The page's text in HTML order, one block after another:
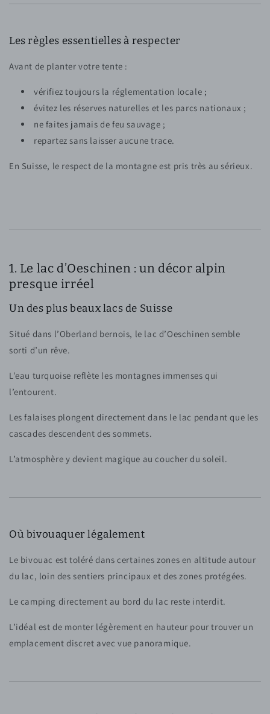
Les règles essentielles à respecter
Avant de planter votre tente :
vérifiez toujours la réglementation locale ;
évitez les réserves naturelles et les parcs nationaux ;
ne faites jamais de feu sauvage ;
repartez sans laisser aucune trace.
En Suisse, le respect de la montagne est pris très au sérieux.
1. Le lac d’Oeschinen : un décor alpin
presque irréel
Un des plus beaux lacs de Suisse
Situé dans l’Oberland bernois, le lac d’Oeschinen semble
sorti d’un rêve.
L’eau turquoise reflète les montagnes immenses qui
l’entourent.
Les falaises plongent directement dans le lac pendant que les
cascades descendent des sommets.
L’atmosphère y devient magique au coucher du soleil.
Où bivouaquer légalement
Le bivouac est toléré dans certaines zones en altitude autour
du lac, loin des sentiers principaux et des zones protégées.
Le camping directement au bord du lac reste interdit.
L’idéal est de monter légèrement en hauteur pour trouver un
emplacement discret avec vue panoramique.